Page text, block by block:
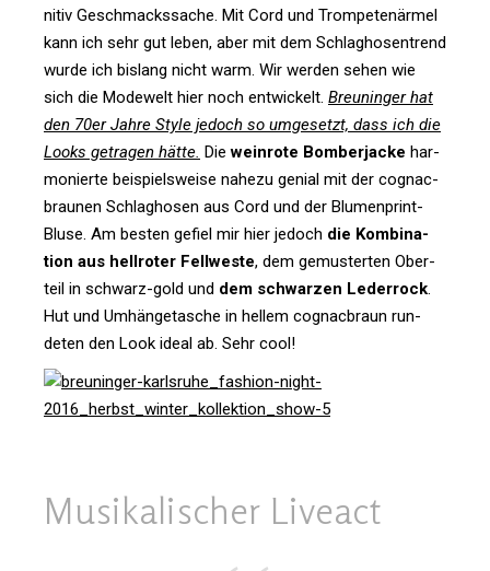
nitiv Geschmacks­sache. Mit Cord und Trom­pe­ten­ärmel
kann ich sehr gut leben, aber mit dem Schlag­ho­sen­trend
wurde ich bis­lang nicht warm. Wir werden sehen wie
sich die Mode­welt hier noch ent­wi­ckelt. Breu­ninger hat
den 70er Jahre Style jedoch so umge­setzt, dass ich die
Looks getragen hätte. Diewein­rote Bom­ber­jacke har­
mo­nierte bei­spiels­weise nahezu genial mit der cognac­
braunen Schlag­hosen aus Cord und der Blu­men­print-
Bluse. Am besten gefiel mir hier jedoch die Kom­bi­na­
tion aus hell­roter Fell­weste, dem gemus­terten Ober­
teil in schwarz-gold und dem schwarzen Leder­rock.
Hut und Umhän­ge­ta­sche in hellem cognac­braun run­
deten den Look ideal ab. Sehr cool!
Musi­ka­li­scher Liveact